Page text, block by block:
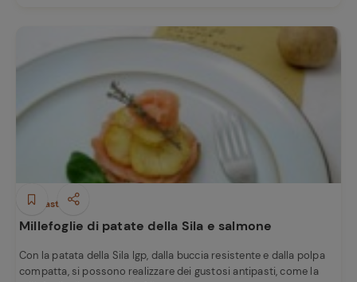
Antipasti
Millefoglie di patate della Sila e salmone
Con la patata della Sila Igp, dalla buccia resistente e dalla polpa
compatta, si possono realizzare dei gustosi antipasti, come la